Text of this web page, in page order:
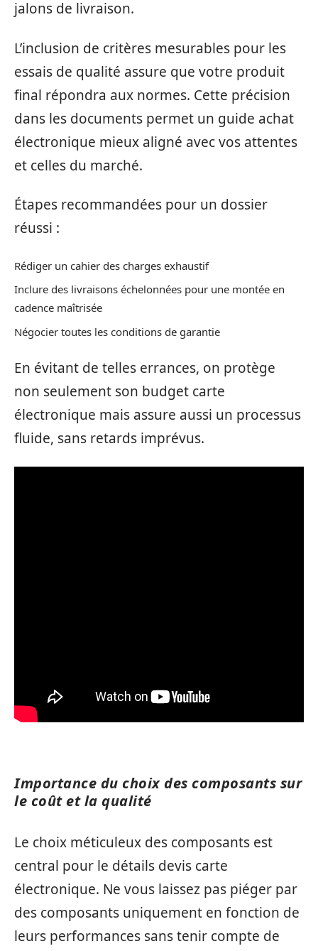
jalons de livraison.
L’inclusion de critères mesurables pour les
essais de qualité assure que votre produit
final répondra aux normes. Cette précision
dans les documents permet un guide achat
électronique mieux aligné avec vos attentes
et celles du marché.
Étapes recommandées pour un dossier
réussi :
Rédiger un cahier des charges exhaustif
Inclure des livraisons échelonnées pour une montée en
cadence maîtrisée
Négocier toutes les conditions de garantie
En évitant de telles errances, on protège
non seulement son budget carte
électronique mais assure aussi un processus
fluide, sans retards imprévus.
Importance du choix des composants sur
le coût et la qualité
Le choix méticuleux des composants est
central pour le détails devis carte
électronique. Ne vous laissez pas piéger par
des composants uniquement en fonction de
leurs performances sans tenir compte de